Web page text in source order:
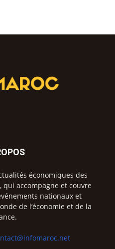
économiques des
qui accompagne et couvre
nationaux et
de l’économie et de la